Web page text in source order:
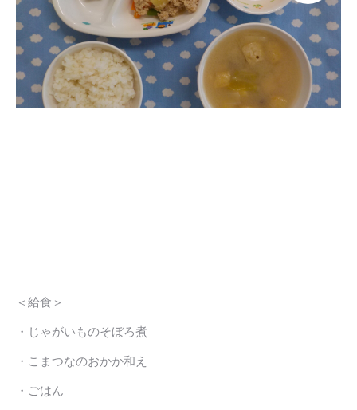
＜給食＞
・じゃがいものそぼろ煮
・こまつなのおかか和え
・ごはん